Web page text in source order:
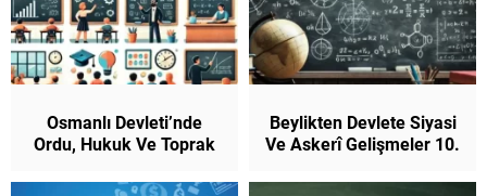
Osmanlı Devleti’nde
Ordu, Hukuk Ve Toprak
(Yeni Müfredat)
Beylikten Devlete Siyasi
Ve Askerî Gelişmeler 10.
Müfredat)